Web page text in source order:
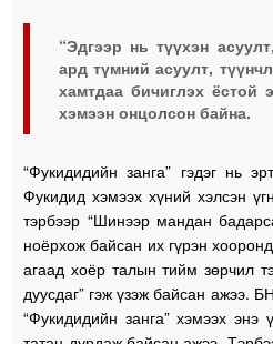
“Эдгээр нь түүхэн
ард түмний асуулт,
хамтдаа бичиглэх ёстой
хэмээн онцолсон байна.
“Фукидидийн занга” гэдэг нь
Фукидид хэмээх хүний хэлсэн
тэрбээр “Шинээр мандан
ноёрхож байсан их гүрэн
агаад хоёр талын тийм зөрчил
дуусдаг” гэж үзэж байсан
“Фукидидийн занга” хэмээх